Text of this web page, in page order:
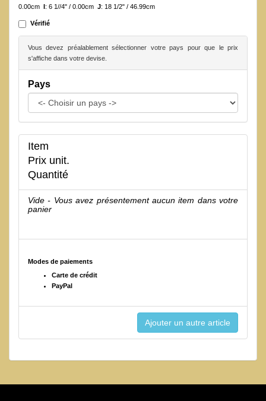
0.00cm I: 6 1//4" / 0.00cm J: 18 1/2" / 46.99cm
Vérifié
Vous devez préalablement sélectionner votre pays pour que le prix
s'affiche dans votre devise.
Pays
Item
Prix unit.
Quantité
Vide - Vous avez présentement aucun item dans votre
panier
Modes de paiements
Carte de crédit
PayPal